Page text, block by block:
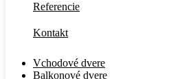
Referencie
Kontakt
Vchodové dvere
Balkonové dvere